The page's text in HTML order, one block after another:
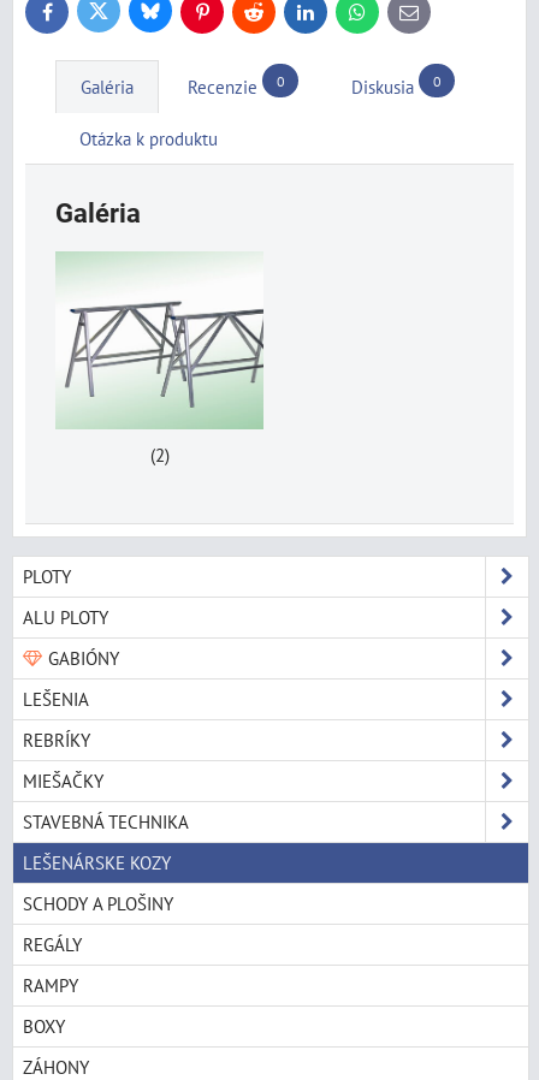
FacebookTwitter BlueskyPinterestReddit LinkedInWhatsApp
E-
mail
Galéria Recenzie 0 Diskusia 0
Otázka k produktu
Galéria
(2)
PLOTY
ALU PLOTY
GABIÓNY
LEŠENIA
REBRÍKY
MIEŠAČKY
STAVEBNÁ TECHNIKA
LEŠENÁRSKE KOZY
SCHODY A PLOŠINY
REGÁLY
RAMPY
BOXY
ZÁHONY